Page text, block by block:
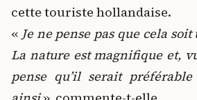
cette touriste hollandaise.
« Je ne pense pas que cela
La nature est magnifique et,
pense qu’il serait